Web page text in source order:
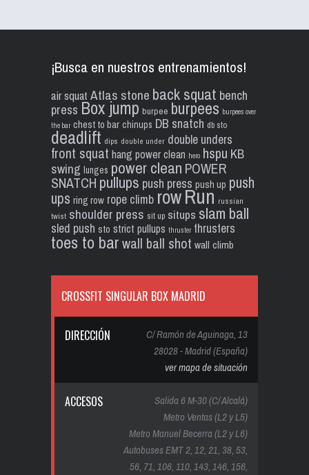
¡Busca en nuestros entrenamientos!
air squat Atlas stone back squat bench
press Box jump burpee burpees burpees over
the bar chest to bar chinups DB snatch db sto
deadlift dips double under double unders
front squat hang power clean hero hspu KB
swing lunges power clean POWER
SNATCH pullups push press push up push
ups ring row rope climb rowRun russian
twist shoulder press sit up situps slam ball
sled push sto strict pullups thruster thrusters
toes to barwall ball shot wall climb
CROSSFIT SINGULAR BOX MADRID
DIRECCIÓN
C/ Ramón de Aguinaga, 13
28028 - Madrid (España)
ver mapa de situación
ACCESOS
Salida 6 M-30 (C/ Alcalá)
Metro Ventas (L2 y L5)
Metro Manuel Becerra (L2 y L6)
Autobuses EMT 2, 12, 21, 38, 53,
56, 71, 106, 110, 143, 146, 156,